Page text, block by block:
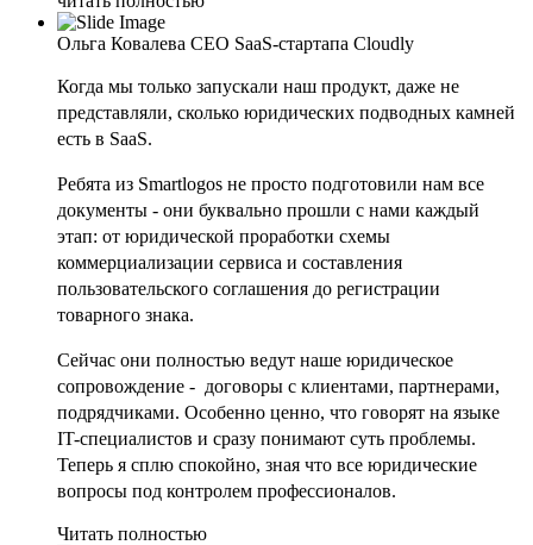
Ольга Ковалева CEO SaaS-стартапа Cloudly
Когда мы только запускали наш продукт, даже не
представляли, сколько юридических подводных камней
есть в SaaS.
Ребята из Smartlogos не просто подготовили нам все
документы - они буквально прошли с нами каждый
этап: от юридической проработки схемы
коммерциализации сервиса и составления
пользовательского соглашения до регистрации
товарного знака.
Сейчас они полностью ведут наше юридическое
сопровождение - договоры с клиентами, партнерами,
подрядчиками. Особенно ценно, что говорят на языке
IT-специалистов и сразу понимают суть проблемы.
Теперь я сплю спокойно, зная что все юридические
вопросы под контролем профессионалов.
Читать полностью